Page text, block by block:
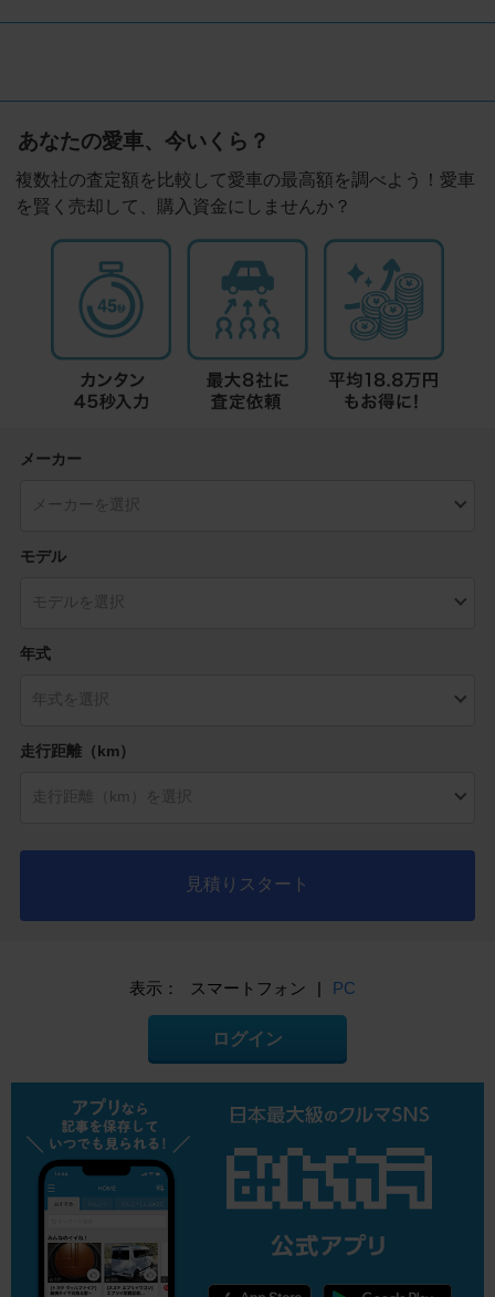
あなたの愛車、今いくら？
複数社の査定額を比較して愛車の最高額を調べよう！愛車
を賢く売却して、購入資金にしませんか？
メーカー
モデル
年式
走行距離（km）
見積りスタート
表示： スマートフォン | PC
ログイン